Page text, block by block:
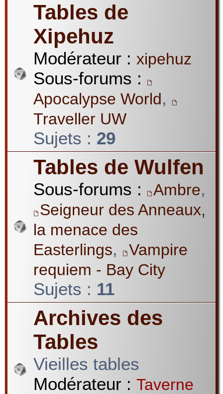
Tables de
Xipehuz
Modérateur : xipehuz
Sous-forums :
Apocalypse World,
Traveller UW
Sujets : 29
Tables de Wulfen
Sous-forums : Ambre,
Seigneur des Anneaux,
la menace des
Easterlings,
Vampire
requiem - Bay City
Sujets : 11
Archives des
Tables
Vieilles tables
Modérateur : Taverne